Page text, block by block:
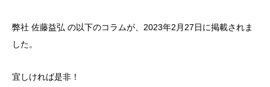
弊社 佐藤益弘 の以下のコラムが、2023年2月27日に掲載されま
した。
宜しければ是非！